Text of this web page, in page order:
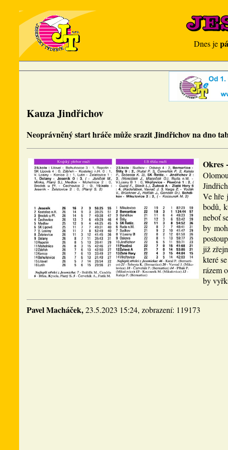
Dnes je
Kauza Jindřichov
Neoprávněný start hráče může srazit Jindřichov na dno
Ve hře
bodů,
neboť
by
již
které
rázem
by
Pavel Macháček,23.5.2023 15:24, zobrazení: 119173